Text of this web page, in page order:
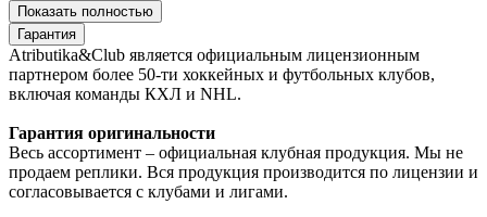
Показать полностью
Гарантия
Atributika&Club является официальным лицензионным
партнером более 50-ти хоккейных и футбольных клубов,
включая команды КХЛ и NHL.
Гарантия оригинальности
Весь ассортимент – официальная клубная продукция. Мы не
продаем реплики. Вся продукция производится по лицензии и
согласовывается с клубами и лигами.